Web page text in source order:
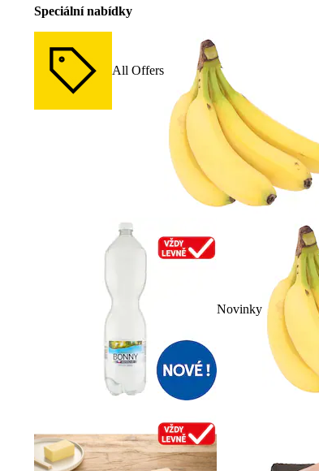
Speciální nabídky
All Offers
Novinky